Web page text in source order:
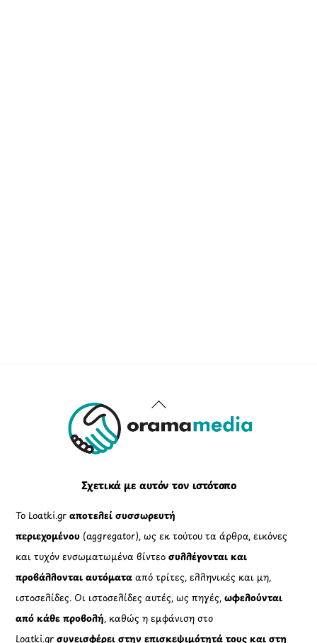
Back
To
Σχετικά με αυτόν τον ιστότοπο
Το Loatki.grαποτελεί συσσωρευτή
περιεχομένου (aggregator), ως εκ τούτου τα άρθρα, εικόνες
και τυχόν ενσωματωμένα βίντεοσυλλέγονται και
προβάλλονται αυτόματααπό τρίτες, ελληνικές και μη,
ιστοσελίδες. Οι ιστοσελίδες αυτές, ως πηγές,ωφελούνται
από κάθε προβολή, καθώς η εμφάνιση στο
Loatki.gr συνεισφέρει στην επισκεψιμότητά τους και στη